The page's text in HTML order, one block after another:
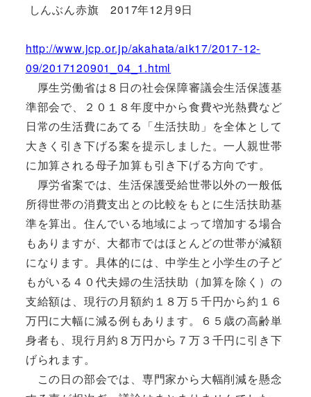
しんぶん赤旗 2017年12月9日
http://www.jcp.or.jp/akahata/aik17/2017-12-
09/2017120901_04_1.html
厚生労働省は８日の社会保障審議会生活保護基
準部会で、２０１８年度中から食費や光熱費など
日常の生活費にあてる「生活扶助」を全体として
大きく引き下げる案を提示しました。一人親世帯
に加算される母子加算も引き下げる方向です。
厚労省案では、生活保護受給世帯以外の一般低
所得世帯の消費支出との比較をもとに生活扶助基
準を算出。住んでいる地域によって増加する場合
もありますが、大都市ではほとんどの世帯が減額
になります。具体的には、中学生と小学生の子ど
もがいる４０代夫婦の生活扶助（加算を除く）の
支給額は、現行の月額約１８万５千円から約１６
万円に大幅に減る例もあります。６５歳の高齢単
身者も、現行月約８万円から７万３千円に引き下
げられます。
この日の部会では、専門家から大幅削減を懸念